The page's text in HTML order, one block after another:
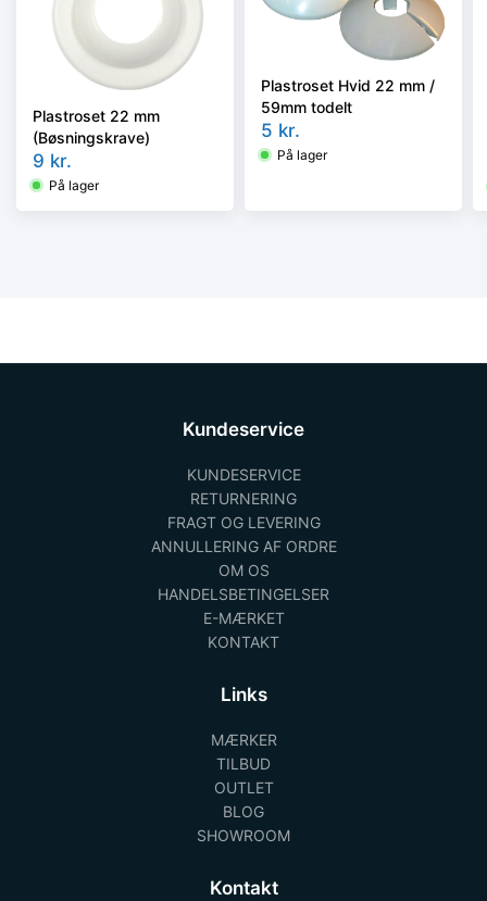
Plastroset 22 mm
(Bøsningskrave)
9 kr.
På lager
Plastroset Hvid 22 mm /
59mm todelt
5 kr.
På lager
Kundeservice
KUNDESERVICE
RETURNERING
FRAGT OG LEVERING
ANNULLERING AF ORDRE
OM OS
HANDELSBETINGELSER
E-MÆRKET
KONTAKT
Links
MÆRKER
TILBUD
OUTLET
BLOG
SHOWROOM
Kontakt